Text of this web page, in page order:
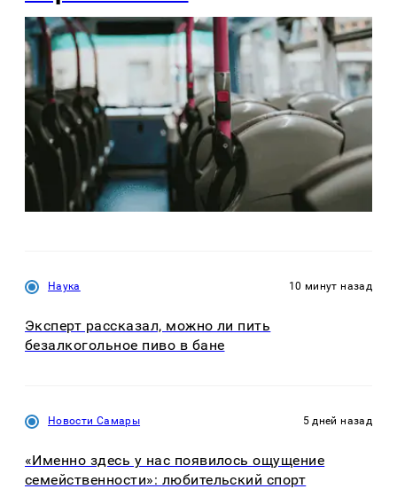
Наука 10 минут назад
Эксперт рассказал, можно ли пить
безалкогольное пиво в бане
Новости Самары 5 дней назад
«Именно здесь у нас появилось ощущение
семейственности»: любительский спорт